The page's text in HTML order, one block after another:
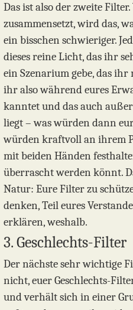
Das ist also der zweite
zusammensetzt, wird das,
ein bisschen schwieriger.
dieses reine Licht, das ihr
ein Szenarium gebe, das ihr
ihr also während eures
kanntet und das auch
liegt – was würden dann
würden kraftvoll an ihrem
mit beiden Händen
überrascht werden könnt.
Natur: Eure Filter zu
denken, Teil eures
erklären, weshalb.
3. Geschlechts-Filter
Der nächste sehr wichtige
nicht, euer Geschlechts-
und verhält sich in einer